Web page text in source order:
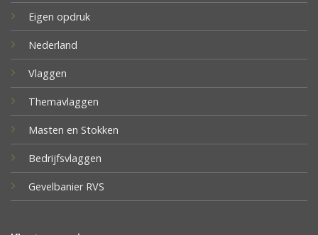
Eigen opdruk
Nederland
Vlaggen
Themavlaggen
Masten en Stokken
Bedrijfsvlaggen
Gevelbanier RVS